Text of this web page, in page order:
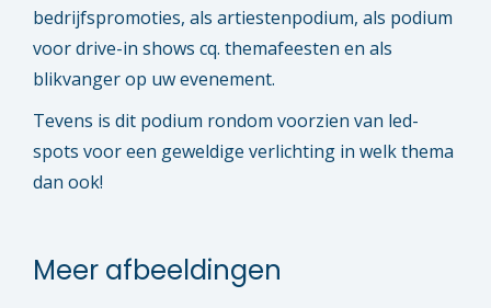
bedrijfspromoties, als artiestenpodium, als podium
voor drive-in shows cq. themafeesten en als
blikvanger op uw evenement.
Tevens is dit podium rondom voorzien van led-
spots voor een geweldige verlichting in welk thema
dan ook!
Meer afbeeldingen